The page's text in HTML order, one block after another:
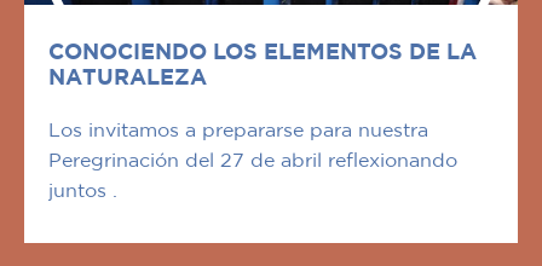
CONOCIENDO LOS ELEMENTOS DE LA
NATURALEZA
Los invitamos a prepararse para nuestra
Peregrinación del 27 de abril reflexionando
juntos .